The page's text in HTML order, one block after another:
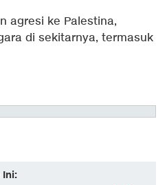
agresi ke Palestina,
di sekitarnya, termasuk
Ini: